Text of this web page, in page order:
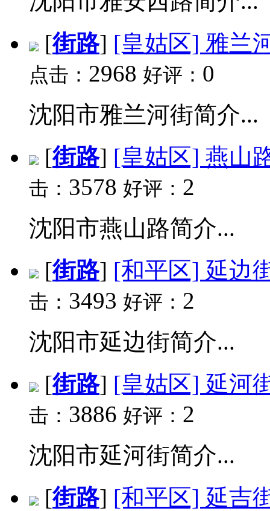
[街路] [皇姑区] 雅兰
点击： 2968 好评： 0
沈阳市雅兰河街简介...
[街路] [皇姑区] 燕山
击： 3578 好评： 2
沈阳市燕山路简介...
[街路] [和平区] 延边
击： 3493 好评： 2
沈阳市延边街简介...
[街路] [皇姑区] 延河
击： 3886 好评： 2
沈阳市延河街简介...
[街路] [和平区] 延吉